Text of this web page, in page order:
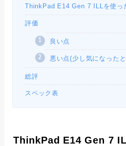
ThinkPad E14 Gen 7 ILLを使っ
評価
良い点
悪い点(少し気になった
総評
スペック表
ThinkPad E14 Gen 7